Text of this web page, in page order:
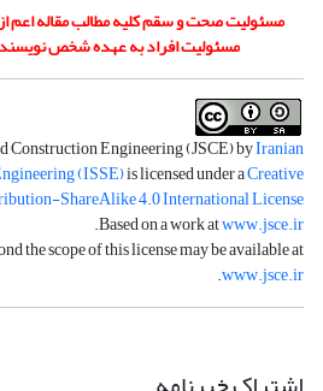
مسئولیت صحت و سقم کلیه مطالب مقاله اعم
مسئولیت افراد به عهده شخص
Construction Engineering (JSCE) byIranian
(ISSE)is licensed under aCreative
ShareAlike 4.0 International License
Based on a work atwww.jsce.ir
.
the scope of this license may be available at
www.jsce.ir
.